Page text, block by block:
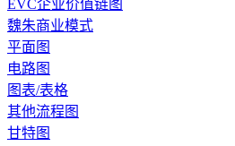
EVC企业价值链图
魏朱商业模式
平面图
电路图
图表/表格
其他流程图
甘特图